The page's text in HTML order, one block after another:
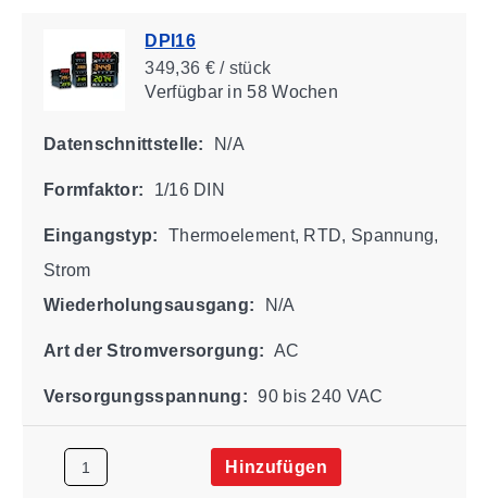
DPI16
349,36 € / stück
Verfügbarin 58 Wochen
Datenschnittstelle: N/A
Formfaktor: 1/16 DIN
Eingangstyp:
Thermoelement, RTD, Spannung,
Strom
Wiederholungsausgang:
N/A
Art der Stromversorgung: AC
Versorgungsspannung: 90 bis 240 VAC
Hinzufügen